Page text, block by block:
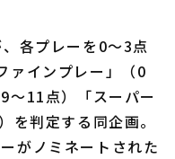
各プレーを0〜3点
ァインプレー」（0
〜11点）「スーパー
を判定する同企画。
がノミネートされた